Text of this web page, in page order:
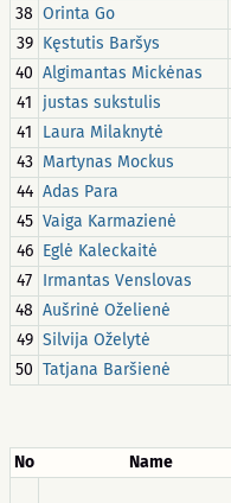
38 Orinta Go
39 Kęstutis Baršys
40 Algimantas Mickėnas
41
justas sukstulis
41
Laura Milaknytė
43 Martynas Mockus
44 Adas Para
45 Vaiga Karmazienė
46 Eglė Kaleckaitė
47 Irmantas Venslovas
48 Aušrinė Oželienė
49 Silvija Oželytė
50 Tatjana Baršienė
No Name